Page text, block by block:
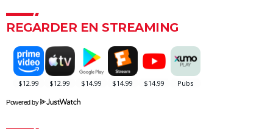
REGARDER EN STREAMING
Powered by